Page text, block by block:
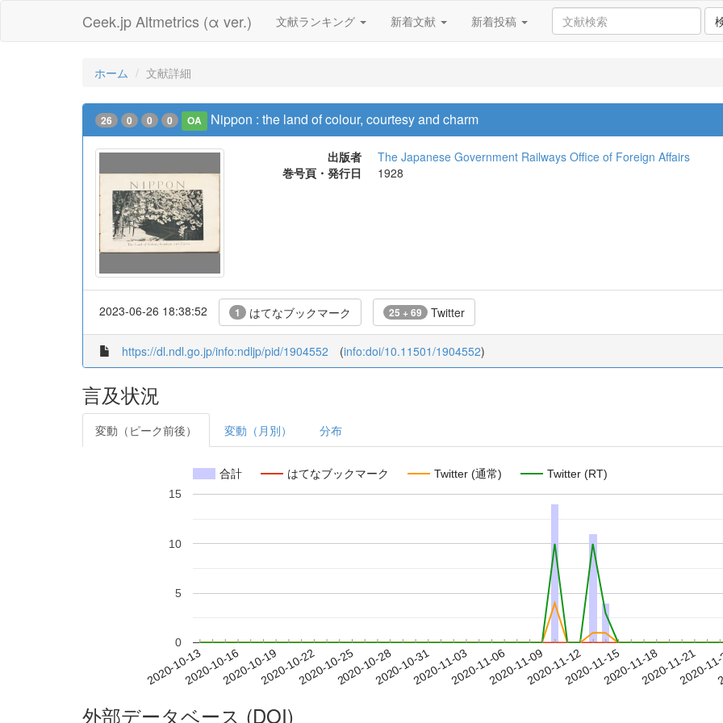
Ceek.jp Altmetrics (α ver.) 文献ランキング 新着文献 新着投稿
ホーム 文献詳細
26 0 0 0 OA Nippon : the land of colour, courtesy and charm
出版者
The Japanese Government Railways Office of Foreign Affairs
巻号頁・発行日
1928
2023-06-26 18:38:52 1 はてなブックマーク 25 + 69 Twitter
https://dl.ndl.go.jp/info:ndljp/pid/1904552 (info:doi/10.11501/1904552)
言及状況
変動（ピーク前後） 変動（月別） 分布
合計 はてなブックマーク Twitter (通常) Twitter (RT)
2020-10-132020-10-162020-10-192020-10-222020-10-252020-10-282020-10-312020-11-032020-11-062020-11-092020-11-122020-11-152020-11-182020-11-21
2020-
0
5
10
15
外部データベース (DOI)